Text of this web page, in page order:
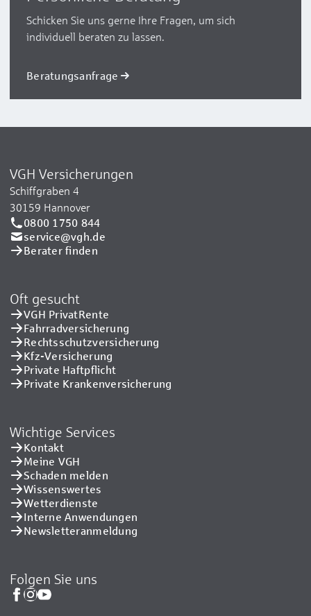
Schicken Sie uns gerne Ihre Fragen, um sich
individuell beraten zu lassen.
Beratungsanfrage
VGH Versicherungen
Schiffgraben 4
30159 Hannover
0800 1750 844
service@vgh.de
Berater finden
Oft gesucht
VGH PrivatRente
Fahrradversicherung
Rechtsschutzversicherung
Kfz-Versicherung
Private Haftpflicht
Private Kranken­versicherung
Wichtige Services
Kontakt
Meine VGH
Schaden melden
Wissenswertes
Wetterdienste
Interne Anwendungen
Newsletteranmeldung
Folgen Sie uns